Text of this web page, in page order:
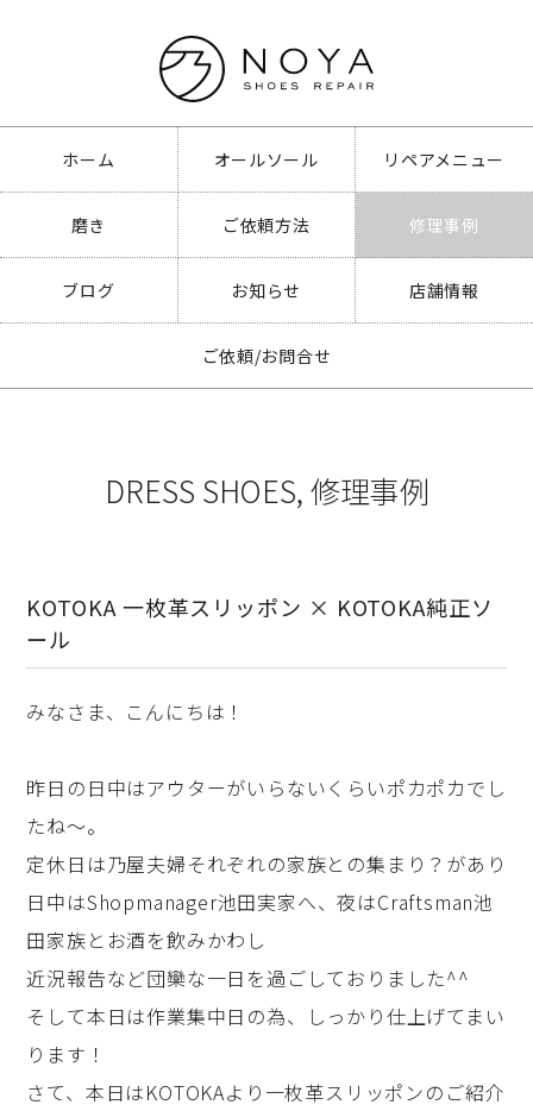
ホーム オールソール リペアメニュー
磨き ご依頼方法 修理事例
ブログ お知らせ 店舗情報
ご依頼/お問合せ
DRESS SHOES,修理事例
KOTOKA 一枚革スリッポン × KOTOKA純正ソ
ール
みなさま、こんにちは！
昨日の日中はアウターがいらないくらいポカポカでし
たね～。
定休日は乃屋夫婦それぞれの家族との集まり？があり
日中はShopmanager池田実家へ、夜はCraftsman池
田家族とお酒を飲みかわし
近況報告など団欒な一日を過ごしておりました^^
そして本日は作業集中日の為、しっかり仕上げてまい
ります！
さて、本日はKOTOKAより一枚革スリッポンのご紹介